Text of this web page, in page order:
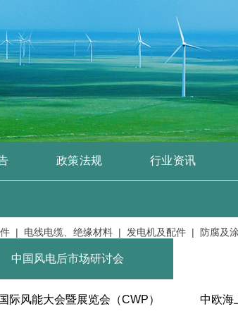
政策法规 行业资讯
电线电缆、绝缘材料 | 发电机及配件 | 防腐及涂料
中国风电后市场研讨会
际风能大会暨展览会（CWP） 中欧海